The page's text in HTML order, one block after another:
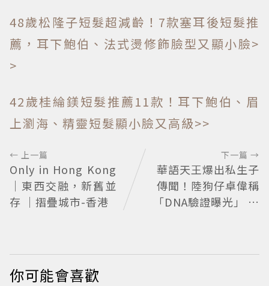
48歲松隆子短髮超減齡！7款塞耳後短髮推
薦，耳下鮑伯、法式燙修飾臉型又顯小臉>
>
42歲桂綸鎂短髮推薦11款！耳下鮑伯、眉
上瀏海、精靈短髮顯小臉又高級>>
← 上一篇
Only in Hong Kong
｜東西交融，新舊並
存 ｜摺疊城市-香港
下一篇 →
華語天王爆出私生子
傳聞！陸狗仔卓偉稱
「DNA驗證曝光」 全
你可能會喜歡